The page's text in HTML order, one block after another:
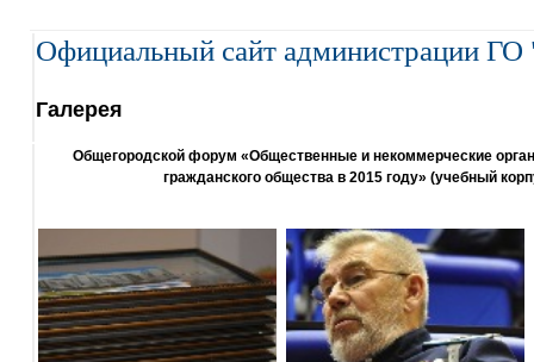
Официальный сайт администрации ГО
Галерея
Общегородской форум «Общественные и некоммерческие
гражданского общества в 2015 году» (учебный